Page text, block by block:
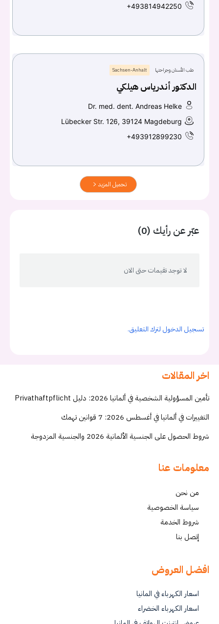
+493814942250
طب الأسنان وجراحتها Sachsen-Anhalt
الدكتور أندرياس هيلكي
Dr. med. dent. Andreas Helke
Lübecker Str. 126, 39124 Magdeburg
+493912899230
تحميل المزيد
عبّر عن رأيك (0)
لا توجد تقيمات حتى الان
تسجيل الدخول لترك التعليق.
اخر المقالات
تأمين المسؤولية الشخصية في ألمانيا 2026: دليل Privathaftpflicht
التغييرات في ألمانيا في أغسطس 2026: 7 قوانين تهمك
شروط الحصول على الجنسية الألمانية 2026 والجنسية المزدوجة
معلومات عنا
من نحن
سياسة الخصوصية
شروط الخدمة
إتصل بنا
افضل العروض
اسعار الكهرباء في المانيا
اسعار الكهرباء الخضراء